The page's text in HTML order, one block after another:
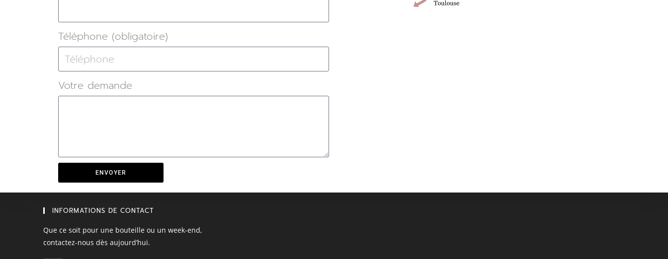
Téléphone (obligatoire)
Votre demande
ENVOYER
INFORMATIONS DE CONTACT
Que ce soit pour une bouteille ou un week-end,
contactez-nous dès aujourd’hui.